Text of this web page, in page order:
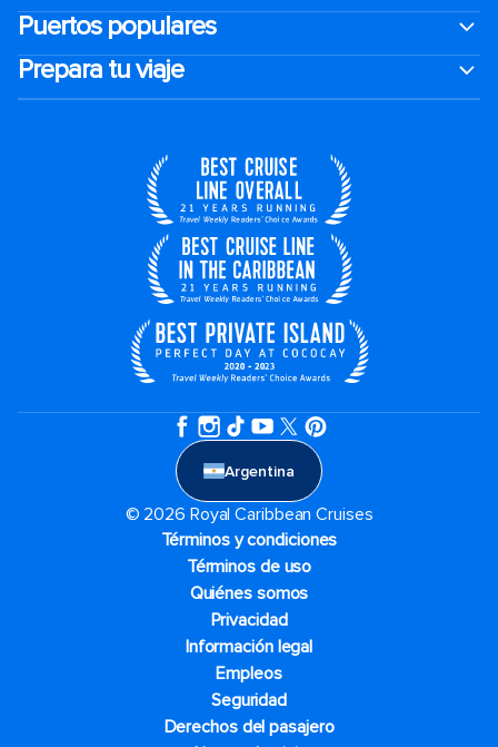
Puertos populares
Prepara tu viaje
Argentina
© 2026 Royal Caribbean Cruises
Términos y condiciones
Términos de uso
Quiénes somos
Privacidad
Información legal
Empleos
Seguridad
Derechos del pasajero